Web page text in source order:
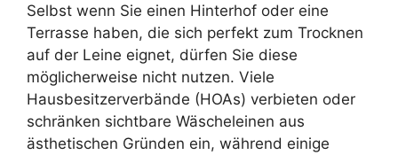
Selbst wenn Sie einen Hinterhof oder eine
Terrasse haben, die sich perfekt zum Trocknen
auf der Leine eignet, dürfen Sie diese
möglicherweise nicht nutzen. Viele
Hausbesitzerverbände (HOAs) verbieten oder
schränken sichtbare Wäscheleinen aus
ästhetischen Gründen ein, während einige